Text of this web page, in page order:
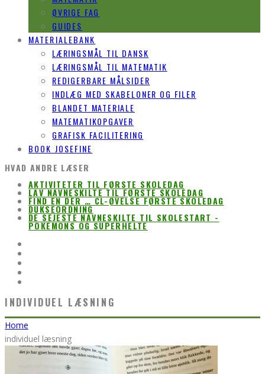
ØVRIGE FAG
GUIDES
MATERIALEBANK
LÆRINGSMÅL TIL DANSK
LÆRINGSMÅL TIL MATEMATIK
REDIGERBARE MÅLSIDER
INDLÆG MED SKABELONER OG FILER
BLANDET MATERIALE
MATEMATIKOPGAVER
GRAFISK FACILITERING
BOOK JOSEFINE
HVAD ANDRE LÆSER
AKTIVITETER TIL FØRSTE SKOLEDAG
LAV NAVNESKILTE TIL FØRSTE SKOLEDAG
FIND EN DER … CL-ØVELSE FØRSTE SKOLEDAG
DUKSEORDNING
DE SEJESTE NAVNESKILTE TIL SKOLESTART -
POKEMONS OG SUPERHELTE
INDIVIDUEL LÆSNING
Home
individuel læsning